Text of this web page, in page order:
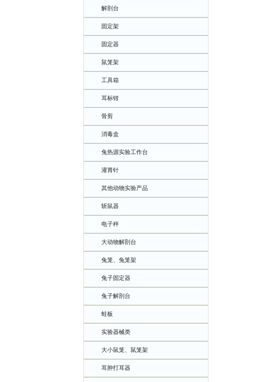
解剖台
固定架
固定器
鼠笼架
工具箱
耳标钳
骨剪
消毒盒
兔热源实验工作台
灌胃针
其他动物实验产品
斩鼠器
电子秤
大动物解剖台
兔笼、兔笼架
兔子固定器
兔子解剖台
蛙板
实验器械类
大小鼠笼、鼠笼架
耳肿打耳器